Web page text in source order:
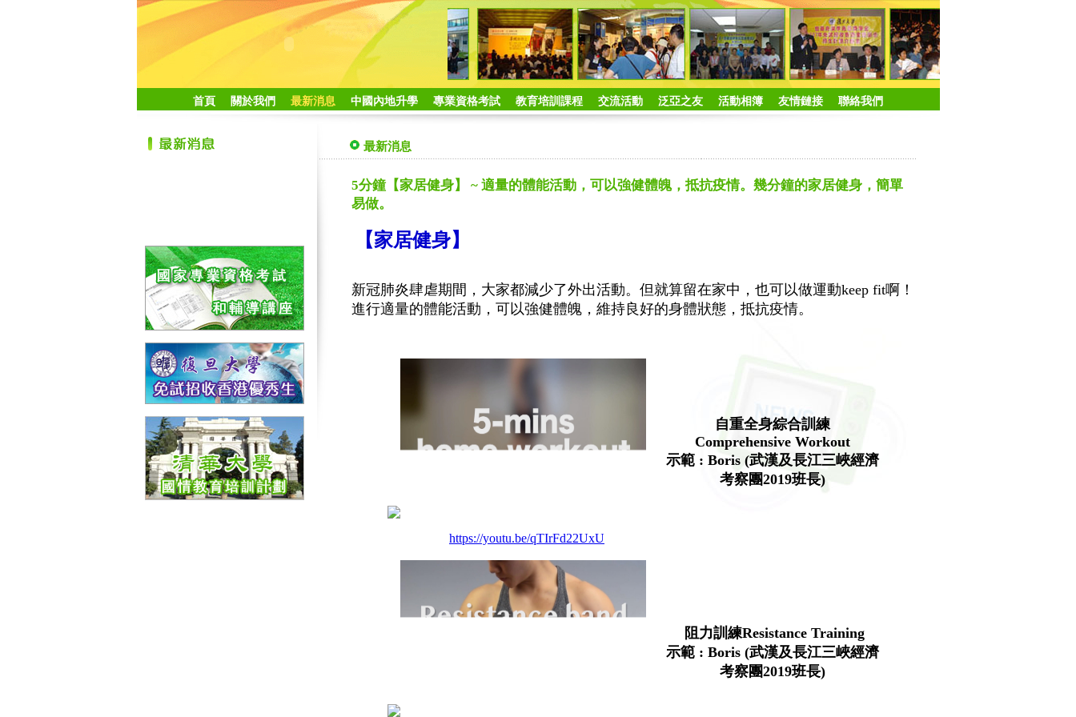
首頁 關於我們 最新消息 中國內地升學 專業資格考試 教育培訓課程 交流活動 泛亞之友 活動相簿 友情鏈接 聯絡我們
最新消息
5分鐘【家居健身】 ~ 適量的體能活動，可以強健體魄，抵抗疫情。幾分鐘的家居健身，簡單
易做。
【家居健身】
新冠肺炎肆虐期間，大家都減少了外出活動。但就算留在家中，也可以做運動keep fit啊！
進行適量的體能活動，可以強健體魄，維持良好的身體狀態，抵抗疫情。
https://youtu.be/qTIrFd22UxU
自重全身綜合訓練
Comprehensive Workout
示範 : Boris (武漢及長江三峽經濟
考察團2019班長)
阻力訓練Resistance Training
示範 : Boris (武漢及長江三峽經濟
考察團2019班長)